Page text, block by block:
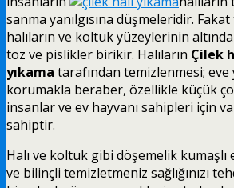
sanma yanılgısına düşmeleridir.
halıların ve koltuk yüzeylerinin
toz ve pislikler birikir. Halıların Çilek
yıkama tarafından temizlenmesi; eve
korumakla beraber, özellikle küçük
insanlar ve ev hayvanı sahipleri için
sahiptir.
Halı ve koltuk gibi döşemelik kumaşlı
ve bilinçli temizletmeniz sağlığınızı